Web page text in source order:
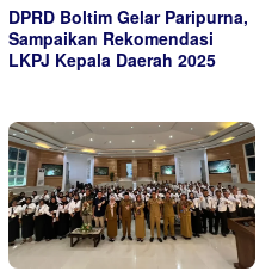
DPRD Boltim Gelar Paripurna,
Sampaikan Rekomendasi
LKPJ Kepala Daerah 2025